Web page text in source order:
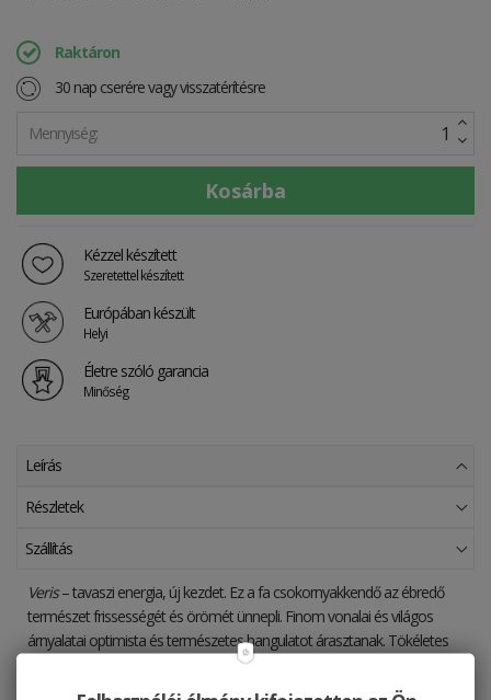
Raktáron
30 nap cserére vagy visszatérítésre
Mennyiség:
Kézzel készített
Szeretettel készített
Európában készült
Helyi
Életre szóló garancia
Minőség
Leírás
Részletek
Szállítás
Veris– tavaszi energia, új kezdet. Ez a fa csokornyakkendő az ébredő
természet frissességét és örömét ünnepli. Finom vonalai és világos
árnyalatai optimista és természetes hangulatot árasztanak. Tökéletes
választás bárkinek, aki egy kis könnyedséget és reményt szeretne vinni a
megjelenésébe.